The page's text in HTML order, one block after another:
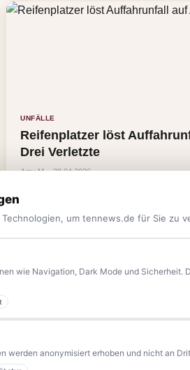
UNFÄLLE
Reifenplatzer löst
Drei Verletzte
Amy M. · 28.04.2026
News, Hintergründe, Service und
von Kultur bis Sport, von
um tennews.de für Sie zu
wie Navigation, Dark Mode und Sicherheit.
werden anonymisiert erhoben und nicht an